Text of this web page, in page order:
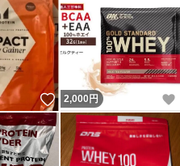
いいね！
2,000 円